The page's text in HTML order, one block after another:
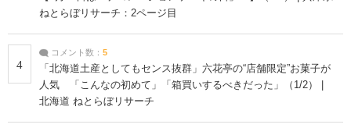
ねとらぼリサーチ：2ページ目
4
コメント数： 5
「北海道土産としてもセンス抜群」六花亭の“店舗限定”お菓子が
人気 「こんなの初めて」「箱買いするべきだった」（1/2） |
北海道 ねとらぼリサーチ